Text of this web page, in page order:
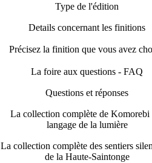
Type de l'édition
Details concernant les finitions
Précisez la finition que vous avez
La foire aux questions - FAQ
Questions et réponses
La collection complète de Komorebi
langage de la lumière
La collection complète des sentiers
de la Haute-Saintonge